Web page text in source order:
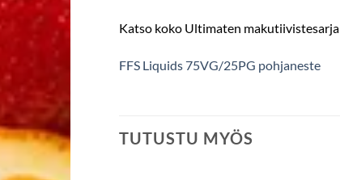
Katso koko Ultimaten makutiivistesarja
FFS Liquids 75VG/25PG pohjaneste
TUTUSTU MYÖS